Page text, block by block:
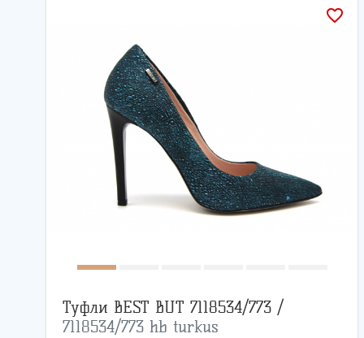
favorite_border
Туфли BEST BUT 7118534/773 /
7118534/773 hb turkus